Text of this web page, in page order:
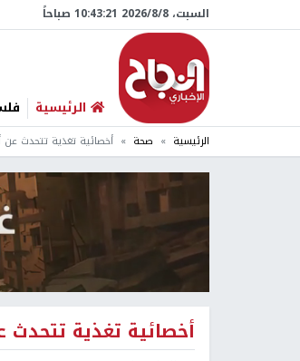
السبت، 8/‏8/‏2026 10:43:22 صباحاً
الرئيسية
الرئيسية صحة أخصائية تغذية تتحدث عن
أخصائية تغذية